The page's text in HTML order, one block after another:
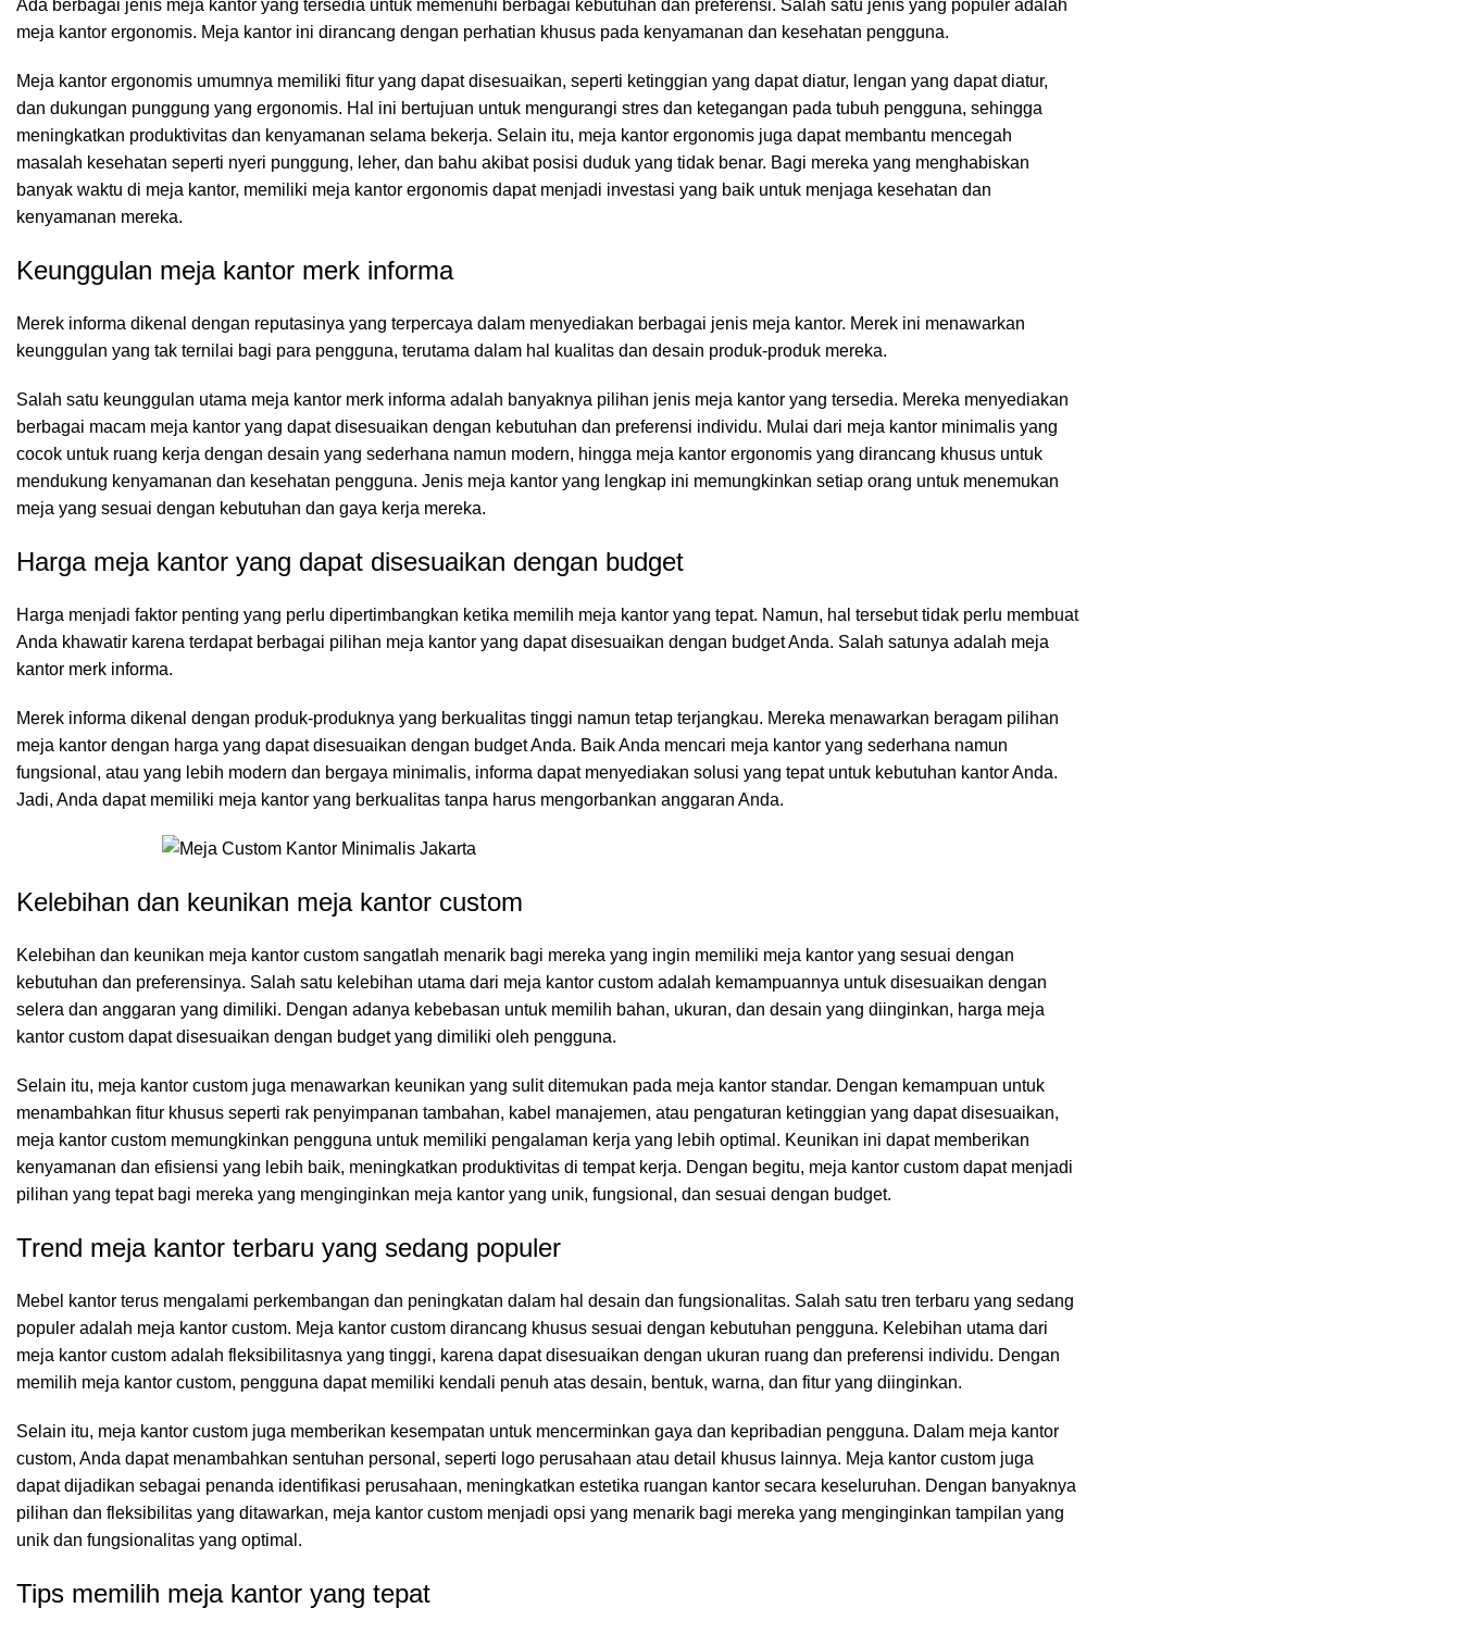
Ada berbagai jenis meja kantor yang tersedia untuk memenuhi berbagai kebutuhan dan preferensi. Salah satu jenis yang populer adalah
meja kantor ergonomis. Meja kantor ini dirancang dengan perhatian khusus pada kenyamanan dan kesehatan pengguna.
Meja kantor ergonomis umumnya memiliki fitur yang dapat disesuaikan, seperti ketinggian yang dapat diatur, lengan yang dapat diatur,
dan dukungan punggung yang ergonomis. Hal ini bertujuan untuk mengurangi stres dan ketegangan pada tubuh pengguna, sehingga
meningkatkan produktivitas dan kenyamanan selama bekerja. Selain itu, meja kantor ergonomis juga dapat membantu mencegah
masalah kesehatan seperti nyeri punggung, leher, dan bahu akibat posisi duduk yang tidak benar. Bagi mereka yang menghabiskan
banyak waktu di meja kantor, memiliki meja kantor ergonomis dapat menjadi investasi yang baik untuk menjaga kesehatan dan
kenyamanan mereka.
Keunggulan meja kantor merk informa
Merek informa dikenal dengan reputasinya yang terpercaya dalam menyediakan berbagai jenis meja kantor. Merek ini menawarkan
keunggulan yang tak ternilai bagi para pengguna, terutama dalam hal kualitas dan desain produk-produk mereka.
Salah satu keunggulan utama meja kantor merk informa adalah banyaknya pilihan jenis meja kantor yang tersedia. Mereka menyediakan
berbagai macam meja kantor yang dapat disesuaikan dengan kebutuhan dan preferensi individu. Mulai dari meja kantor minimalis yang
cocok untuk ruang kerja dengan desain yang sederhana namun modern, hingga meja kantor ergonomis yang dirancang khusus untuk
mendukung kenyamanan dan kesehatan pengguna. Jenis meja kantor yang lengkap ini memungkinkan setiap orang untuk menemukan
meja yang sesuai dengan kebutuhan dan gaya kerja mereka.
Harga meja kantor yang dapat disesuaikan dengan budget
Harga menjadi faktor penting yang perlu dipertimbangkan ketika memilih meja kantor yang tepat. Namun, hal tersebut tidak perlu membuat
Anda khawatir karena terdapat berbagai pilihan meja kantor yang dapat disesuaikan dengan budget Anda. Salah satunya adalah meja
kantor merk informa.
Merek informa dikenal dengan produk-produknya yang berkualitas tinggi namun tetap terjangkau. Mereka menawarkan beragam pilihan
meja kantor dengan harga yang dapat disesuaikan dengan budget Anda. Baik Anda mencari meja kantor yang sederhana namun
fungsional, atau yang lebih modern dan bergaya minimalis, informa dapat menyediakan solusi yang tepat untuk kebutuhan kantor Anda.
Jadi, Anda dapat memiliki meja kantor yang berkualitas tanpa harus mengorbankan anggaran Anda.
Kelebihan dan keunikan meja kantor custom
Kelebihan dan keunikan meja kantor custom sangatlah menarik bagi mereka yang ingin memiliki meja kantor yang sesuai dengan
kebutuhan dan preferensinya. Salah satu kelebihan utama dari meja kantor custom adalah kemampuannya untuk disesuaikan dengan
selera dan anggaran yang dimiliki. Dengan adanya kebebasan untuk memilih bahan, ukuran, dan desain yang diinginkan, harga meja
kantor custom dapat disesuaikan dengan budget yang dimiliki oleh pengguna.
Selain itu, meja kantor custom juga menawarkan keunikan yang sulit ditemukan pada meja kantor standar. Dengan kemampuan untuk
menambahkan fitur khusus seperti rak penyimpanan tambahan, kabel manajemen, atau pengaturan ketinggian yang dapat disesuaikan,
meja kantor custom memungkinkan pengguna untuk memiliki pengalaman kerja yang lebih optimal. Keunikan ini dapat memberikan
kenyamanan dan efisiensi yang lebih baik, meningkatkan produktivitas di tempat kerja. Dengan begitu, meja kantor custom dapat menjadi
pilihan yang tepat bagi mereka yang menginginkan meja kantor yang unik, fungsional, dan sesuai dengan budget.
Trend meja kantor terbaru yang sedang populer
Mebel kantor terus mengalami perkembangan dan peningkatan dalam hal desain dan fungsionalitas. Salah satu tren terbaru yang sedang
populer adalah meja kantor custom. Meja kantor custom dirancang khusus sesuai dengan kebutuhan pengguna. Kelebihan utama dari
meja kantor custom adalah fleksibilitasnya yang tinggi, karena dapat disesuaikan dengan ukuran ruang dan preferensi individu. Dengan
memilih meja kantor custom, pengguna dapat memiliki kendali penuh atas desain, bentuk, warna, dan fitur yang diinginkan.
Selain itu, meja kantor custom juga memberikan kesempatan untuk mencerminkan gaya dan kepribadian pengguna. Dalam meja kantor
custom, Anda dapat menambahkan sentuhan personal, seperti logo perusahaan atau detail khusus lainnya. Meja kantor custom juga
dapat dijadikan sebagai penanda identifikasi perusahaan, meningkatkan estetika ruangan kantor secara keseluruhan. Dengan banyaknya
pilihan dan fleksibilitas yang ditawarkan, meja kantor custom menjadi opsi yang menarik bagi mereka yang menginginkan tampilan yang
unik dan fungsionalitas yang optimal.
Tips memilih meja kantor yang tepat